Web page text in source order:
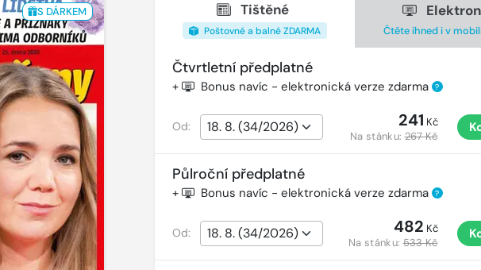
S DÁRKEM Tištěné
Poštovné a balné ZDARMA Čtěte ihned i v
Čtvrtletní předplatné
+ Bonus navíc - elektronická verze zdarma ?
Od: 241 Kč
Na stánku:267 Kč
Půlroční předplatné
+ Bonus navíc - elektronická verze zdarma ?
Od: 482 Kč
Na stánku:533 Kč